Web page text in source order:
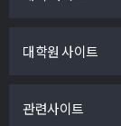
대학원 사이트
관련사이트